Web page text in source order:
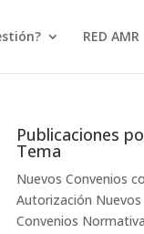
RED AMR
Publicaciones
Tema
Nuevos Convenios
Autorización Nuevos
Convenios